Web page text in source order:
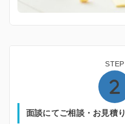
STEP
面談にてご相談・お見積り